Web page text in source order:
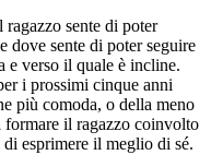
sente di poter
dove sente di poter seguire
e verso il quale è incline.
i prossimi cinque anni
più comoda, o della meno
formare il ragazzo coinvolto
esprimere il meglio di sé.